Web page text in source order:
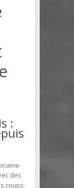
:
des
coups